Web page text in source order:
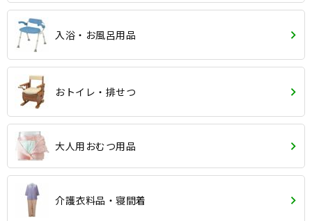
入浴・お風呂用品
おトイレ・排せつ
大人用おむつ用品
介護衣料品・寝間着